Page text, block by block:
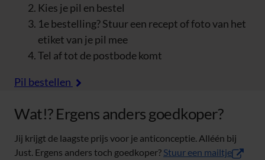
Kies je pil en bestel
1e bestelling? Stuur een recept of foto van het
etiket van je pil mee
Tel af tot de postbode komt
Pil bestellen
Wat!? Ergens anders goedkoper?
Jij krijgt de laagste prijs voor je anticonceptie. Alléén bij
Just. Ergens anders toch goedkoper? Stuur een mailtje(opent